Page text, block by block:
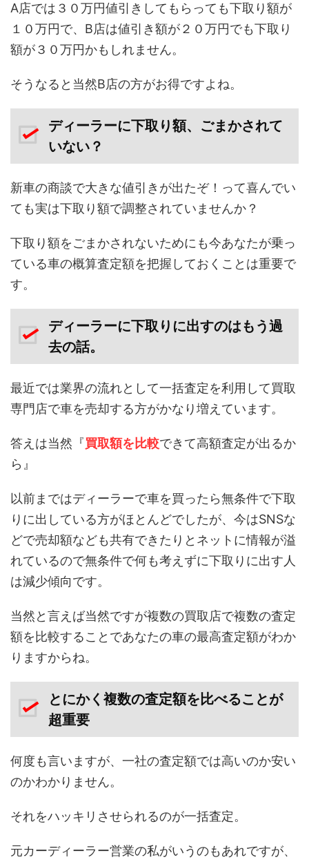
A店では３０万円値引きしてもらっても下取り額が
１０万円で、B店は値引き額が２０万円でも下取り
額が３０万円かもしれません。
そうなると当然B店の方がお得ですよね。
ディーラーに下取り額、ごまかされて
いない？
新車の商談で大きな値引きが出たぞ！って喜んでい
ても実は下取り額で調整されていませんか？
下取り額をごまかされないためにも今あなたが乗っ
ている車の概算査定額を把握しておくことは重要で
す。
ディーラーに下取りに出すのはもう過
去の話。
最近では業界の流れとして一括査定を利用して買取
専門店で車を売却する方がかなり増えています。
答えは当然『買取額を比較できて高額査定が出るか
ら』
以前まではディーラーで車を買ったら無条件で下取
りに出している方がほとんどでしたが、今はSNSな
どで売却額なども共有できたりとネットに情報が溢
れているので無条件で何も考えずに下取りに出す人
は減少傾向です。
当然と言えば当然ですが複数の買取店で複数の査定
額を比較することであなたの車の最高査定額がわか
りますからね。
とにかく複数の査定額を比べることが
超重要
何度も言いますが、一社の査定額では高いのか安い
のかわかりません。
それをハッキリさせられるのが一括査定。
元カーディーラー営業の私がいうのもあれですが、